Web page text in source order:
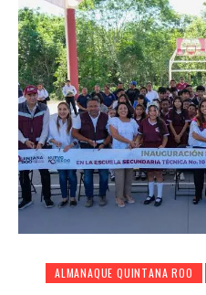
ALMANAQUE QUINTANA ROO